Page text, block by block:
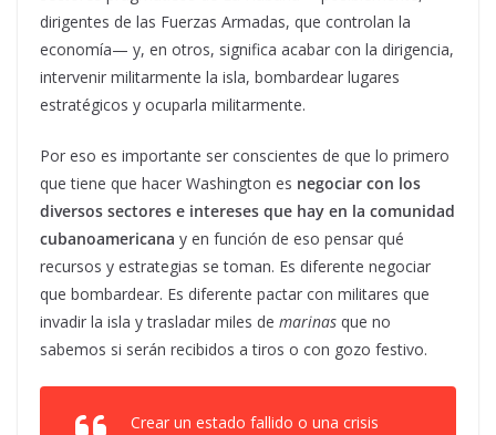
dirigentes de las Fuerzas Armadas, que controlan la
economía— y, en otros, significa acabar con la dirigencia,
intervenir militarmente la isla, bombardear lugares
estratégicos y ocuparla militarmente.
Por eso es importante ser conscientes de que lo primero
que tiene que hacer Washington es negociar con los
diversos sectores e intereses que hay en la comunidad
cubanoamericana y en función de eso pensar qué
recursos y estrategias se toman. Es diferente negociar
que bombardear. Es diferente pactar con militares que
invadir la isla y trasladar miles de marinas que no
sabemos si serán recibidos a tiros o con gozo festivo.
Crear un estado fallido o una crisis